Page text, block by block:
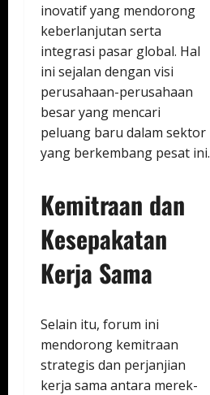
inovatif yang mendorong
keberlanjutan serta
integrasi pasar global. Hal
ini sejalan dengan visi
perusahaan-perusahaan
besar yang mencari
peluang baru dalam sektor
yang berkembang pesat ini.
Kemitraan dan
Kesepakatan
Kerja Sama
Selain itu, forum ini
mendorong kemitraan
strategis dan perjanjian
kerja sama antara merek-